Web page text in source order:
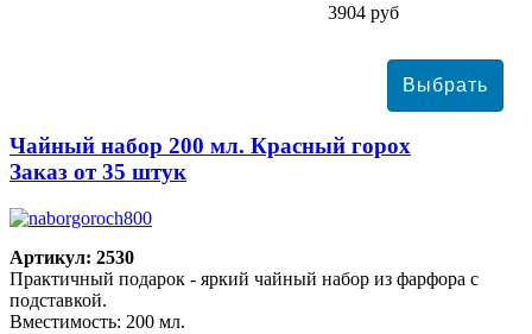
3904 руб
Чайный набор 200 мл. Красный горох
Заказ от 35 штук
Артикул: 2530
Практичный подарок - яркий чайный набор из фарфора с
подставкой.
Вместимость: 200 мл.